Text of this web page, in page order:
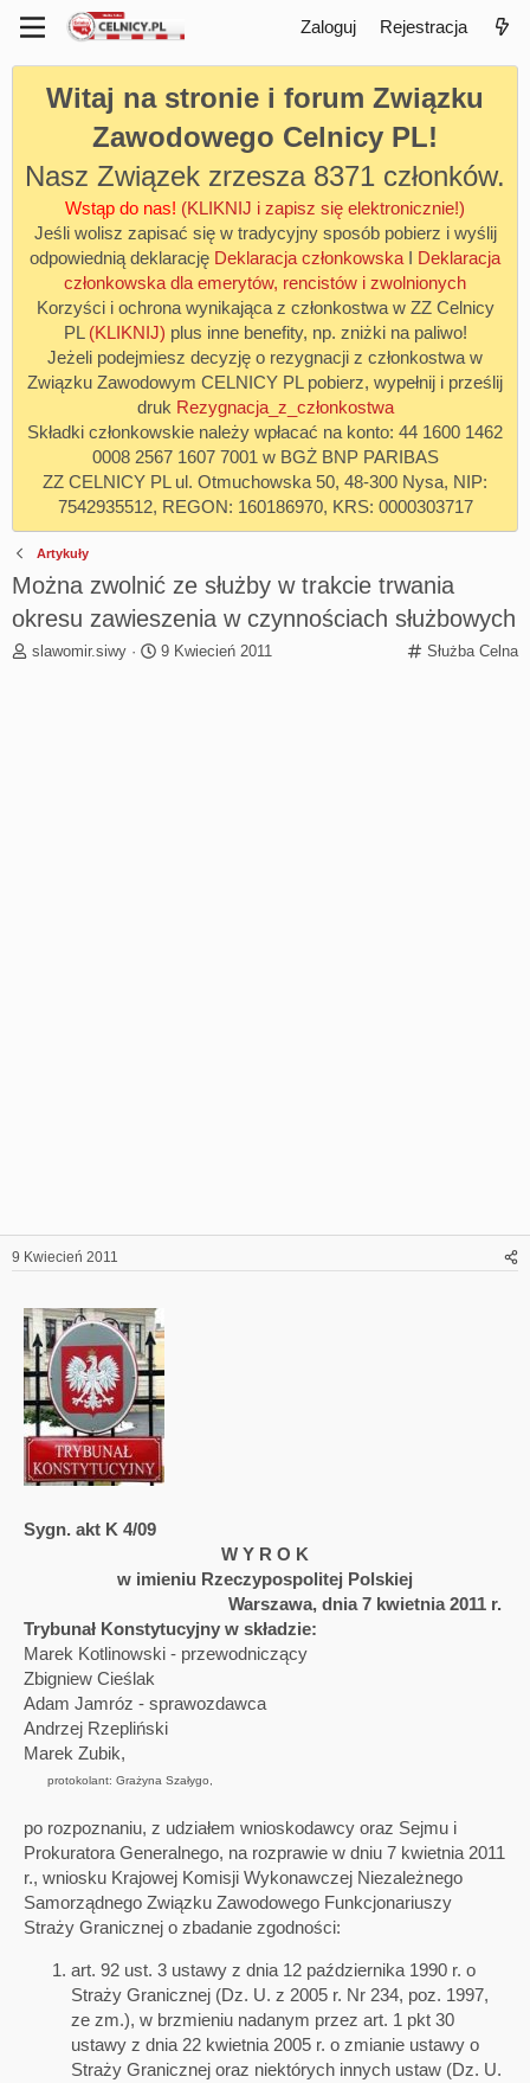
Zaloguj Rejestracja
Witaj na stronie i forum Związku
Zawodowego Celnicy PL!
Nasz Związek zrzesza 8371 członków.
Wstąp do nas! (KLIKNIJ i zapisz się elektronicznie!)
Jeśli wolisz zapisać się w tradycyjny sposób pobierz i wyślij
odpowiednią deklarację Deklaracja członkowska I Deklaracja
członkowska dla emerytów, rencistów i zwolnionych
Korzyści i ochrona wynikająca z członkostwa w ZZ Celnicy
PL (KLIKNIJ) plus inne benefity, np. zniżki na paliwo!
Jeżeli podejmiesz decyzję o rezygnacji z członkostwa w
Związku Zawodowym CELNICY PL pobierz, wypełnij i prześlij
druk Rezygnacja_z_członkostwa
Składki członkowskie należy wpłacać na konto: 44 1600 1462
0008 2567 1607 7001 w BGŻ BNP PARIBAS
ZZ CELNICY PL ul. Otmuchowska 50, 48-300 Nysa, NIP:
7542935512, REGON: 160186970, KRS: 0000303717
Artykuły
Można zwolnić ze służby w trakcie trwania
okresu zawieszenia w czynnościach służbowych
C
Służba Celna
T
slawomir.siwy
R
9 Kwiecień 2011
9 Kwiecień 2011
Sygn. akt K 4/09
W Y R O K
w imieniu Rzeczypospolitej Polskiej
Warszawa, dnia 7 kwietnia 2011 r.
Trybunał Konstytucyjny w składzie:
Marek Kotlinowski - przewodniczący
Zbigniew Cieślak
Adam Jamróz - sprawozdawca
Andrzej Rzepliński
Marek Zubik,
protokolant: Grażyna Szałygo,
po rozpoznaniu, z udziałem wnioskodawcy oraz Sejmu i
Prokuratora Generalnego, na rozprawie w dniu 7 kwietnia 2011
r., wniosku Krajowej Komisji Wykonawczej Niezależnego
Samorządnego Związku Zawodowego Funkcjonariuszy
Straży Granicznej o zbadanie zgodności:
art. 92 ust. 3 ustawy z dnia 12 października 1990 r. o
Straży Granicznej (Dz. U. z 2005 r. Nr 234, poz. 1997,
ze zm.), w brzmieniu nadanym przez art. 1 pkt 30
ustawy z dnia 22 kwietnia 2005 r. o zmianie ustawy o
Straży Granicznej oraz niektórych innych ustaw (Dz. U.